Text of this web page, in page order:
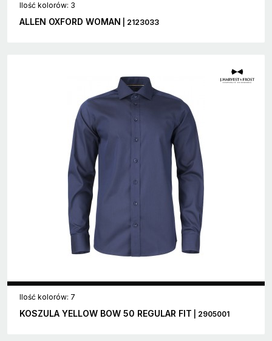
Ilość kolorów: 3
ALLEN OXFORD WOMAN | 2123033
Ilość kolorów: 7
KOSZULA YELLOW BOW 50 REGULAR FIT | 2905001